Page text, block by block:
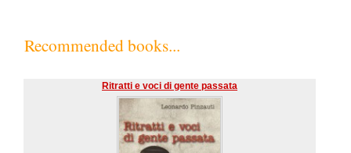
Recommended books...
Ritratti e voci di gente passata